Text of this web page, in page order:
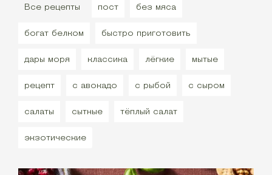
Все рецепты пост без мяса
богат белком быстро приготовить
дары моря классика лёгкие мытые
рецепт с авокадо с рыбой с сыром
салаты сытные тёплый салат
экзотические